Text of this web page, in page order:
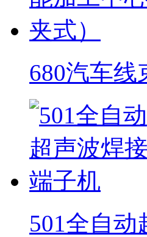
680汽车
501全自